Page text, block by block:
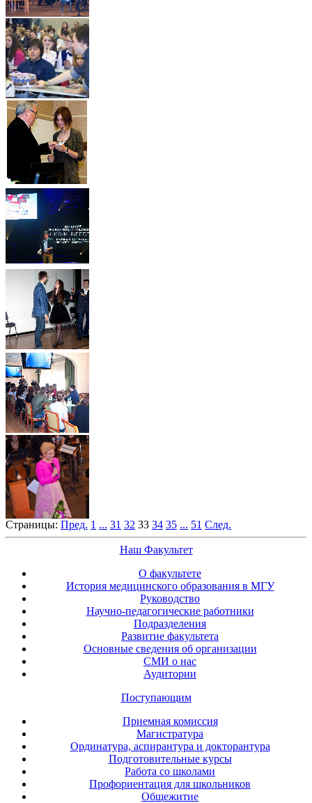
Страницы: Пред. 1 ... 31 32 33 34 35 ... 51 След.
Наш Факультет
О факультете
История медицинского образования в МГУ
Руководство
Научно-педагогические работники
Подразделения
Развитие факультета
Основные сведения об организации
СМИ о нас
Аудитории
Поступающим
Приемная комиссия
Магистратура
Ординатура, аспирантура и докторантура
Подготовительные курсы
Работа со школами
Профориентация для школьников
Общежитие